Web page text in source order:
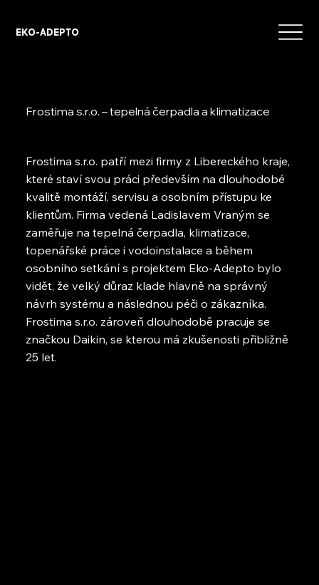
EKO-ADEPTO
Frostima s.r.o. – tepelná čerpadla a klimatizace
Frostima s.r.o. patří mezi firmy z Libereckého kraje,
které staví svou práci především na dlouhodobé
kvalitě montáží, servisu a osobním přístupu ke
klientům. Firma vedená Ladislavem Vraným se
zaměřuje na tepelná čerpadla, klimatizace,
topenářské práce i vodoinstalace a během
osobního setkání s projektem Eko-Adepto bylo
vidět, že velký důraz klade hlavně na správný
návrh systému a následnou péči o zákazníka.
Frostima s.r.o. zároveň dlouhodobě pracuje se
značkou Daikin, se kterou má zkušenosti přibližně
25 let.